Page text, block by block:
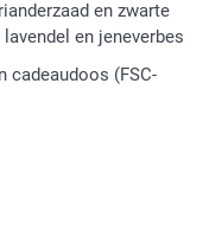
en zwarte
en jeneverbes
cadeaudoos (FSC-